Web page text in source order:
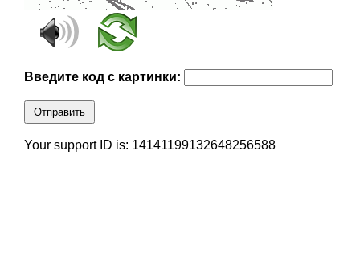
Введите код с картинки:
Отправить
Your support ID is: 14141199132648256588